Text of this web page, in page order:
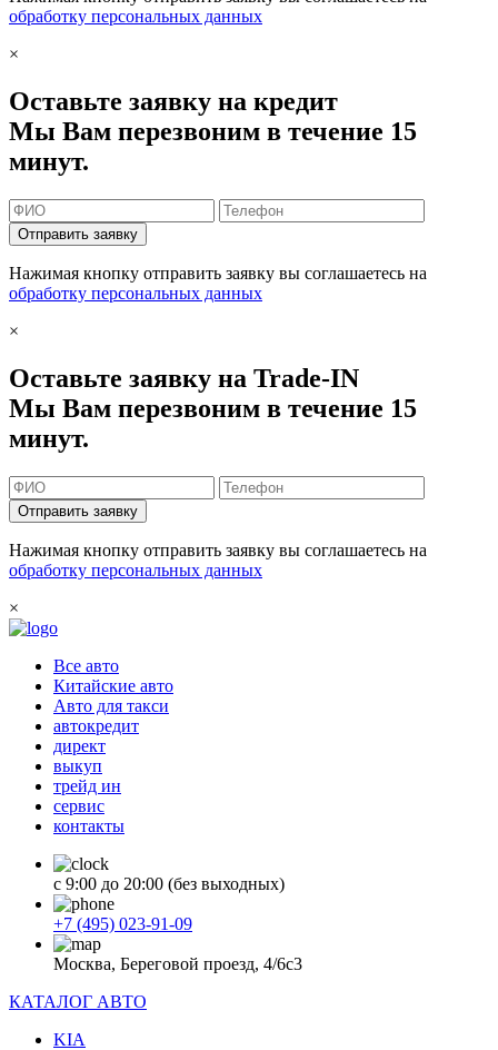
обработку персональных данных
×
Оставьте заявку на кредит
Мы Вам перезвоним в течение 15
минут.
Отправить заявку
Нажимая кнопку отправить заявку вы соглашаетесь на
обработку персональных данных
×
Оставьте заявку на Trade-IN
Мы Вам перезвоним в течение 15
минут.
Отправить заявку
Нажимая кнопку отправить заявку вы соглашаетесь на
обработку персональных данных
×
Все авто
Китайские авто
Авто для такси
автокредит
директ
выкуп
трейд ин
сервис
контакты
с 9:00 до 20:00 (без выходных)
+7 (495) 023-91-09
Москва, Береговой проезд, 4/6с3
КАТАЛОГ АВТО
KIA